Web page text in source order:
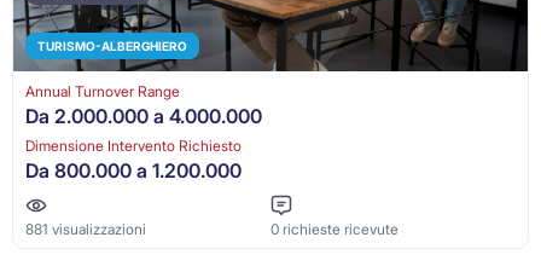
TURISMO-ALBERGHIERO
Annual Turnover Range
Da 2.000.000 a 4.000.000
Dimensione Intervento Richiesto
Da 800.000 a 1.200.000
881 visualizzazioni 0 richieste ricevute